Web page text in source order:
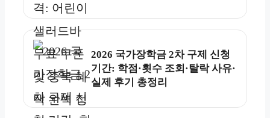
2026 국가장학금 2차 구제 신청
기간: 학점·횟수 조회·탈락 사유·
실제 후기 총정리